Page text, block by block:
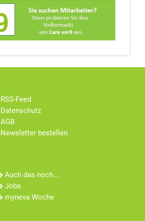
RSS-Feed
Datenschutz
AGB
Newsletter bestellen
Auch das noch...
Jobs
myneva Woche